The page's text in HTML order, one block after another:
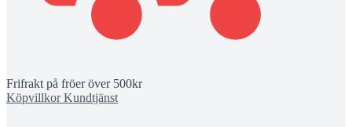
Frifrakt på fröer över 500kr
KöpvillkorKundtjänst